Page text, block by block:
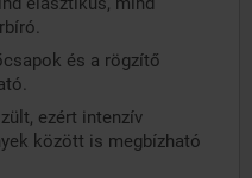
és a rögzítő
ezért intenzív
között is megbízható